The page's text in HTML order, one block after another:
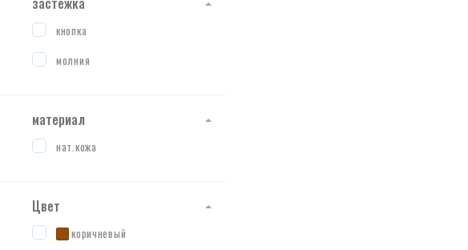
кнопка
молния
материал
нат.кожа
Цвет
коричневый